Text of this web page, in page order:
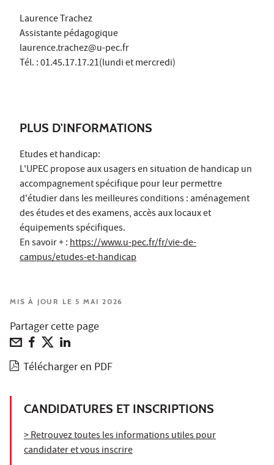
Laurence Trachez
Assistante pédagogique
laurence.trachez@u-pec.fr
Tél. : 01.45.17.17.21(lundi et mercredi)
PLUS D'INFORMATIONS
Etudes et handicap:
L'UPEC propose aux usagers en situation de handicap un
accompagnement spécifique pour leur permettre
d'étudier dans les meilleures conditions : aménagement
des études et des examens, accès aux locaux et
équipements spécifiques.
En savoir + :https://www.u-pec.fr/fr/vie-de-
campus/etudes-et-handicap
MIS À JOUR LE 5 MAI 2026
Partager cette page
Télécharger en PDF
CANDIDATURES ET INSCRIPTIONS
> Retrouvez toutes les informations utiles pour
candidater et vous inscrire